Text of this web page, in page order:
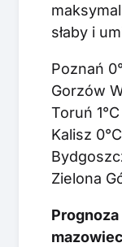
słaby i
Toruń 1°C
Kalisz
Zielona